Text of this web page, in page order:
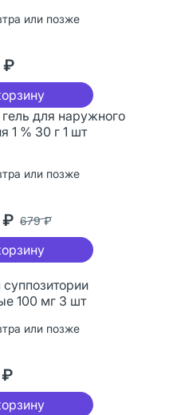
или позже
₽
для наружного
1 % 30 г 1 шт
или позже
₽ 679 ₽
100 мг 3 шт
или позже